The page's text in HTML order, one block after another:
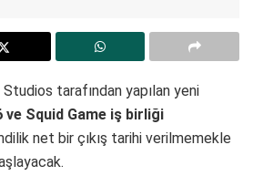
tarafından yapılan yeni
ve Squid Game iş birliği
net bir çıkış tarihi verilmemekle